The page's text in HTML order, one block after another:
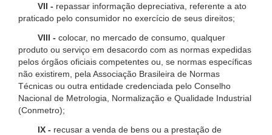
VII - repassar informação depreciativa, referente a ato
praticado pelo consumidor no exercício de seus direitos;
VIII - colocar, no mercado de consumo, qualquer
produto ou serviço em desacordo com as normas expedidas
pelos órgãos oficiais competentes ou, se normas específicas
não existirem, pela Associação Brasileira de Normas
Técnicas ou outra entidade credenciada pelo Conselho
Nacional de Metrologia, Normalização e Qualidade Industrial
(Conmetro);
IX - recusar a venda de bens ou a prestação de